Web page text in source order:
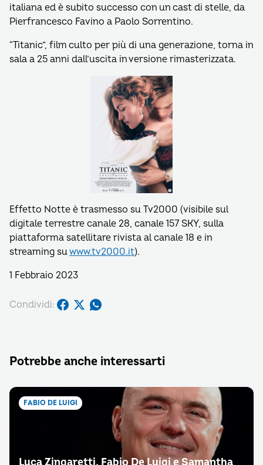
italiana ed è subito successo con un cast di stelle, da
Pierfrancesco Favino a Paolo Sorrentino.
“Titanic”, film culto per più di una generazione, torna in
sala a 25 anni dall’uscita in versione rimasterizzata.
Effetto Notte è trasmesso su Tv2000 (visibile sul
digitale terrestre canale 28, canale 157 SKY, sulla
piattaforma satellitare rivista al canale 18 e in
streaming suwww.tv2000.it).
1 Febbraio 2023
Condividi:
Potrebbe anche interessarti
FABIO DE LUIGI